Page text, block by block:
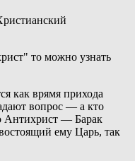
то можно узнать
как врямя прихода
вопрос — а кто
Антихрист — Барак
ему Царь, так